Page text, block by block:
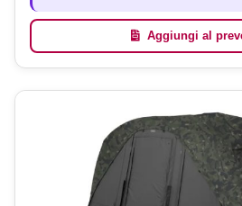
Aggiungi al